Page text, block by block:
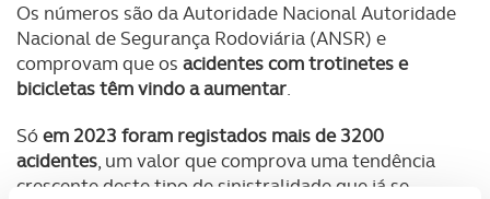
Os números são da Autoridade Nacional Autoridade
Nacional de Segurança Rodoviária (ANSR) e
comprovam que os acidentes com trotinetes e
bicicletas têm vindo a aumentar.
Sóem 2023 foram registados mais de 3200
acidentes, um valor que comprova uma tendência
crescente deste tipo de sinistralidade que já se